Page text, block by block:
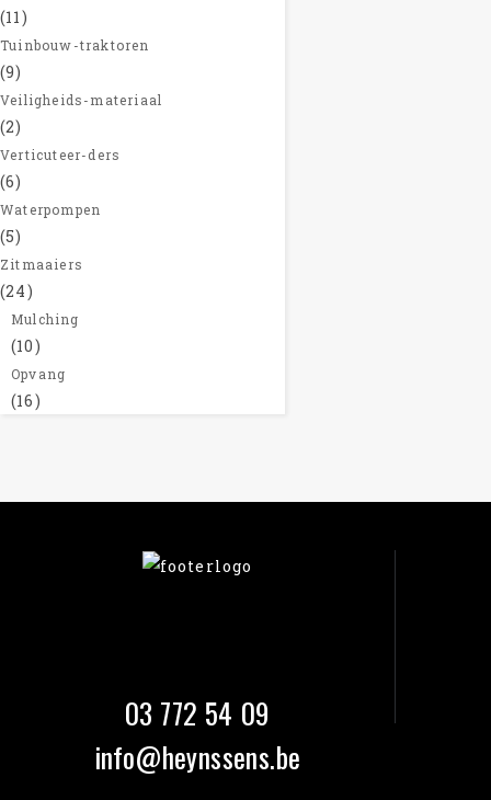
(11)
Tuinbouw-traktoren
(9)
Veiligheids-materiaal
(2)
Verticuteer-ders
(6)
Waterpompen
(5)
Zitmaaiers
(24)
Mulching
(10)
Opvang
(16)
03 772 54 09
info@heynssens.be